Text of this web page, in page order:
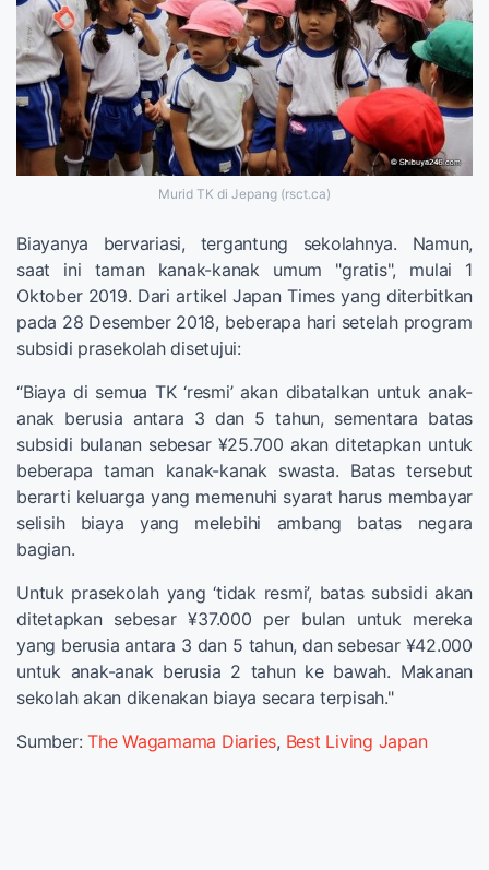
Murid TK di Jepang (rsct.ca)
Biayanya bervariasi, tergantung sekolahnya. Namun,
saat ini taman kanak-kanak umum "gratis", mulai 1
Oktober 2019. Dari artikel Japan Times yang diterbitkan
pada 28 Desember 2018, beberapa hari setelah program
subsidi prasekolah disetujui:
“Biaya di semua TK ‘resmi’ akan dibatalkan untuk anak-
anak berusia antara 3 dan 5 tahun, sementara batas
subsidi bulanan sebesar ¥25.700 akan ditetapkan untuk
beberapa taman kanak-kanak swasta. Batas tersebut
berarti keluarga yang memenuhi syarat harus membayar
selisih biaya yang melebihi ambang batas negara
bagian.
Untuk prasekolah yang ‘tidak resmi’, batas subsidi akan
ditetapkan sebesar ¥37.000 per bulan untuk mereka
yang berusia antara 3 dan 5 tahun, dan sebesar ¥42.000
untuk anak-anak berusia 2 tahun ke bawah. Makanan
sekolah akan dikenakan biaya secara terpisah."
Sumber: The Wagamama Diaries, Best Living Japan